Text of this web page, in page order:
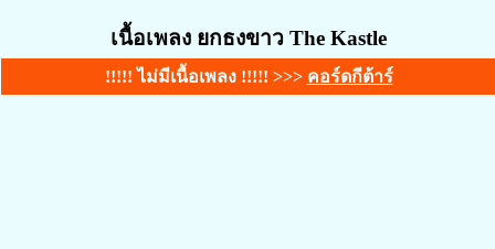
เนื้อเพลง ยกธงขาว The Kastle
!!!!! ไม่มีเนื้อเพลง !!!!! >>> คอร์ดกีต้าร์